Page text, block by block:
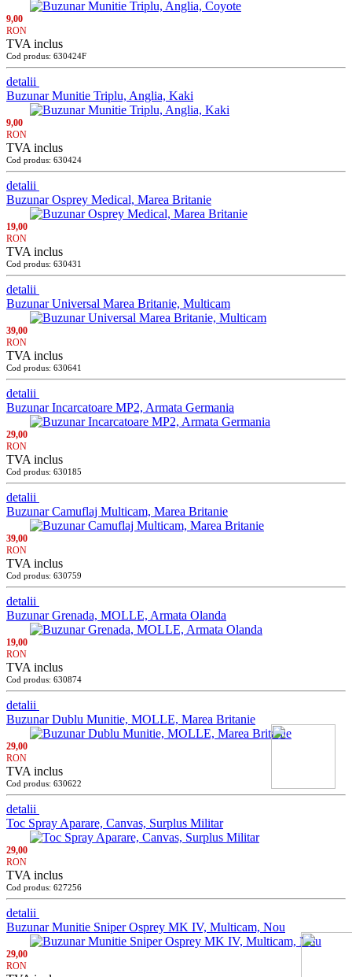
9,00
RON
TVA inclus
Cod produs: 630424F
detalii
Buzunar Munitie Triplu, Anglia, Kaki
9,00
RON
TVA inclus
Cod produs: 630424
detalii
Buzunar Osprey Medical, Marea Britanie
19,00
RON
TVA inclus
Cod produs: 630431
detalii
Buzunar Universal Marea Britanie, Multicam
39,00
RON
TVA inclus
Cod produs: 630641
detalii
Buzunar Incarcatoare MP2, Armata Germania
29,00
RON
TVA inclus
Cod produs: 630185
detalii
Buzunar Camuflaj Multicam, Marea Britanie
39,00
RON
TVA inclus
Cod produs: 630759
detalii
Buzunar Grenada, MOLLE, Armata Olanda
19,00
RON
TVA inclus
Cod produs: 630874
detalii
Buzunar Dublu Munitie, MOLLE, Marea Britanie
29,00
RON
TVA inclus
Cod produs: 630622
detalii
Toc Spray Aparare, Canvas, Surplus Militar
29,00
RON
TVA inclus
Cod produs: 627256
detalii
Buzunar Munitie Sniper Osprey MK IV, Multicam, Nou
29,00
RON